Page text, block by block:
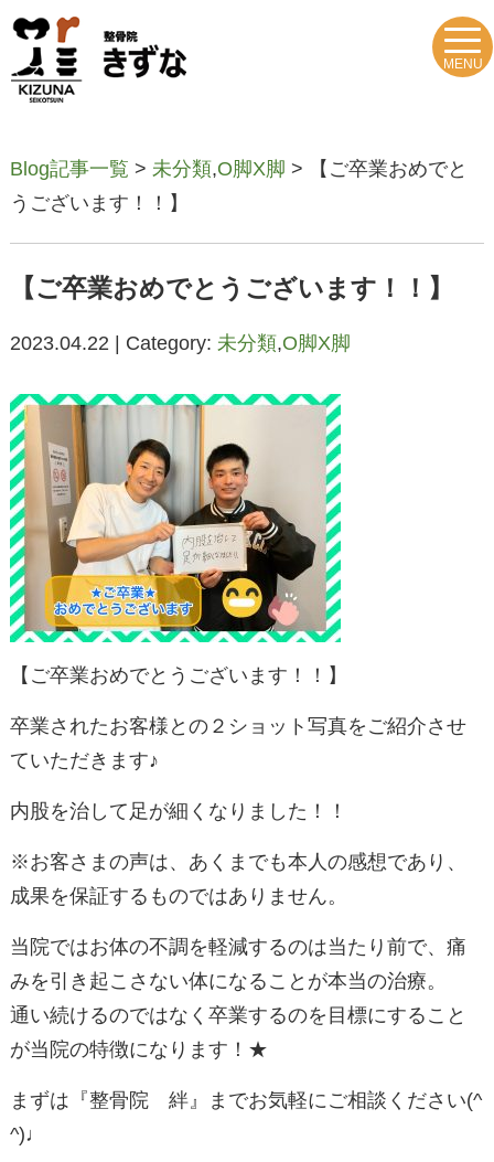
MENU
Blog記事一覧 > 未分類,O脚X脚 > 【ご卒業おめでと
うございます！！】
【ご卒業おめでとうございます！！】
2023.04.22 | Category: 未分類,O脚X脚
【ご卒業おめでとうございます！！】
卒業されたお客様との２ショット写真をご紹介させ
ていただきます♪
内股を治して足が細くなりました！！
※お客さまの声は、あくまでも本人の感想であり、
成果を保証するものではありません。
当院ではお体の不調を軽減するのは当たり前で、痛
みを引き起こさない体になることが本当の治療。
通い続けるのではなく卒業するのを目標にすること
が当院の特徴になります！★
まずは『整骨院 絆』までお気軽にご相談ください(^
^)♩